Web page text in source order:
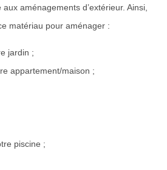
aménagements d’extérieur. Ainsi,
matériau pour aménager :
jardin ;
appartement/maison ;
piscine ;